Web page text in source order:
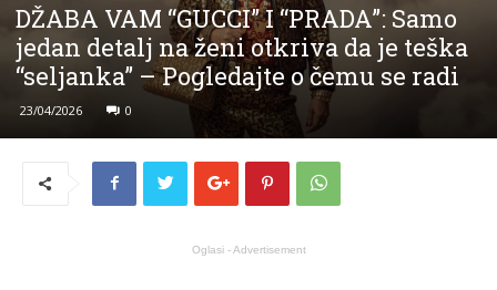
DŽABA VAM “GUCCI” I “PRADA”: Samo
jedan detalj na ženi otkriva da je teška
“seljanka” – Pogledajte o čemu se radi
23/04/2026 0
Oglasi - Advertisement